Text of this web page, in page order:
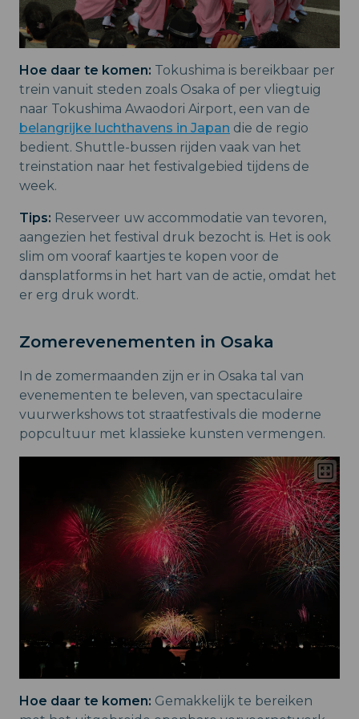
Hoe daar te komen: Tokushima is bereikbaar per
trein vanuit steden zoals Osaka of per vliegtuig
naar Tokushima Awaodori Airport, een van de
belangrijke luchthavens in Japan die de regio
bedient. Shuttle-bussen rijden vaak van het
treinstation naar het festivalgebied tijdens de
week.
Tips: Reserveer uw accommodatie van tevoren,
aangezien het festival druk bezocht is. Het is ook
slim om vooraf kaartjes te kopen voor de
dansplatforms in het hart van de actie, omdat het
er erg druk wordt.
Zomerevenementen in Osaka
In de zomermaanden zijn er in Osaka tal van
evenementen te beleven, van spectaculaire
vuurwerkshows tot straatfestivals die moderne
popcultuur met klassieke kunsten vermengen.
Hoe daar te komen: Gemakkelijk te bereiken